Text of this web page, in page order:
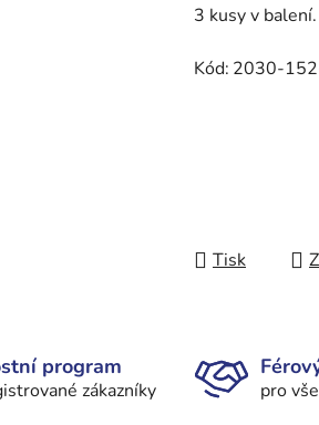
3 kusy v balení.
Kód: 2030-
Tisk
program
zákazníky pro